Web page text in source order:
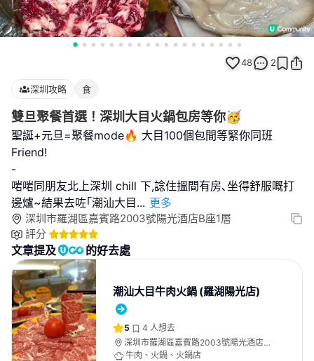
48 2
深圳攻略 食
雙旦聚餐首選！深圳大目火鍋包房等你🥳
聖誕+元旦=聚餐mode🔥 大目100個包間等緊你同班
Friend!
-
啱啱同朋友北上深圳 chill 下,諗住搵間有房､坐得舒服嘅打
邊爐~結果去咗｢潮汕大目 ... 更多
深圳市羅湖區嘉賓路2003號陽光酒店B座1層
評分
文章提及 的好去處
潮汕大目牛肉火鍋 (羅湖陽光店)
5 4 人想去
深圳市羅湖區嘉賓路2003號陽光酒店B
座1層
牛肉、火鍋、火鍋店